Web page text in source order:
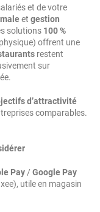
et de votre
et gestion
solutions 100 %
offrent une
restent
sur
d’attractivité
comparables.
Pay/ Google Pay
utile en magasin